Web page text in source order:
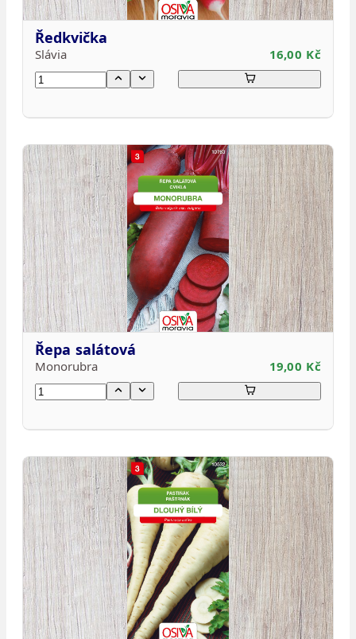
Ředkvička
Slávia 16,00 Kč
Řepa salátová
Monorubra 19,00 Kč